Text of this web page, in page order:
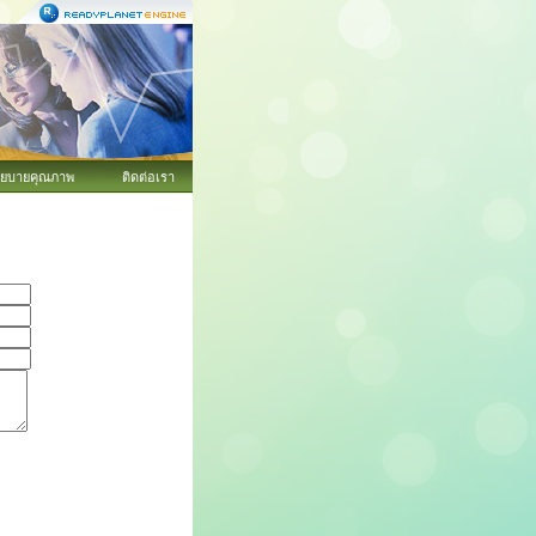
บายคุณภาพ ติดต่อเรา